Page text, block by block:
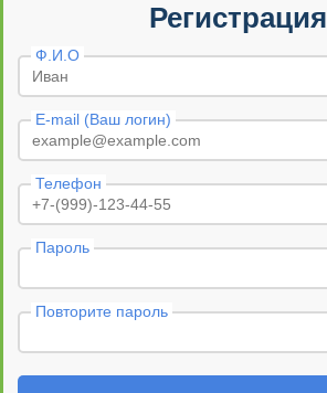
Регистрация
Ф.И.О
E-mail (Ваш логин)
Телефон
Пароль
Повторите пароль